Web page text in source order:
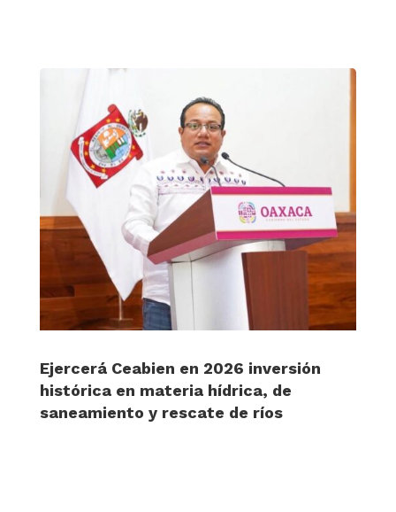
Ejercerá Ceabien en 2026 inversión
histórica en materia hídrica, de
saneamiento y rescate de ríos